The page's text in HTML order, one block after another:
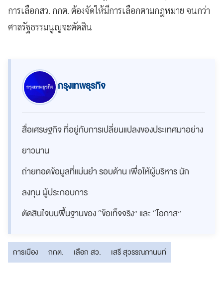
การเลือกสว. กกต. ต้องจัดให้มีการเลือกตามกฎหมาย จนกว่า
ศาลรัฐธรรมนูญจะตัดสิน
กรุงเทพธุรกิจ
สื่อเศรษฐกิจ ที่อยู่กับการเปลี่ยนแปลงของประเทศมาอย่าง
ยาวนาน
ถ่ายทอดข้อมูลที่แม่นยำ รอบด้าน เพื่อให้ผู้บริหาร นัก
ลงทุน ผู้ประกอบการ
ตัดสินใจบนพื้นฐานของ “ข้อเท็จจริง” และ “โอกาส”
การเมือง กกต. เลือก สว. เสรี สุวรรณภานนท์